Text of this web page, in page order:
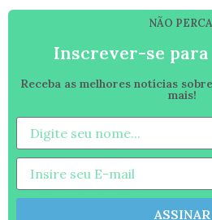
NÃO
Inscrever-se
Receba as melhores notícias
mais!
ASSINAR